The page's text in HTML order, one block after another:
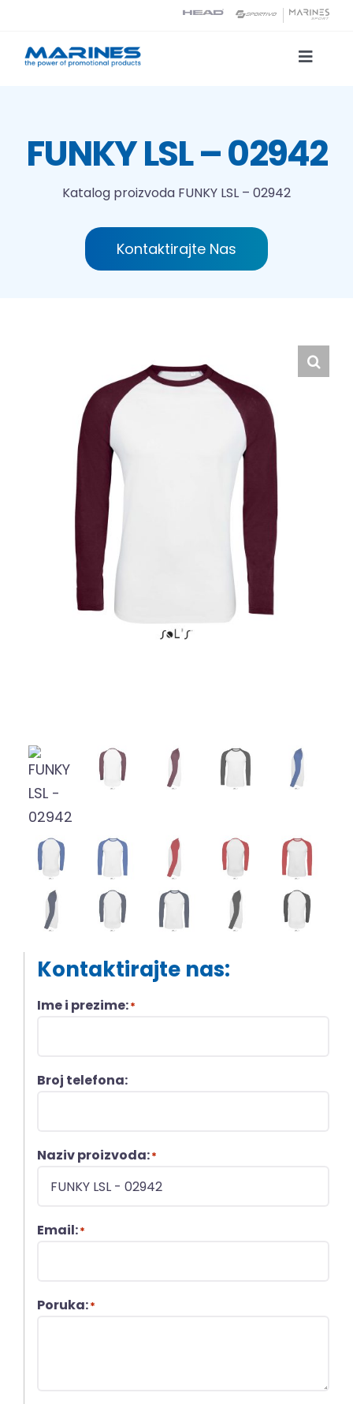
content
Toggle
Tehnologije tiska
FUNKY LSL – 02942
Katalog proizvoda FUNKY LSL – 02942
Kontaktirajte Nas
Kontaktirajte nas:
Ime i prezime:*
Broj telefona:
Naziv proizvoda:*
Email:*
Poruka:*